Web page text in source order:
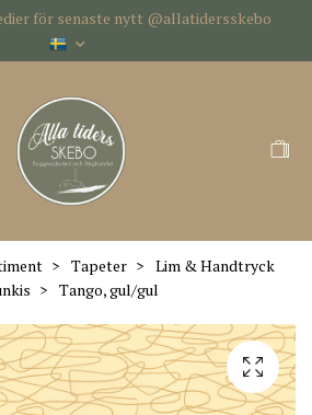
för senaste nytt @allatidersskebo
Tapeter
Lim & Handtryck
Tango, gul/gul